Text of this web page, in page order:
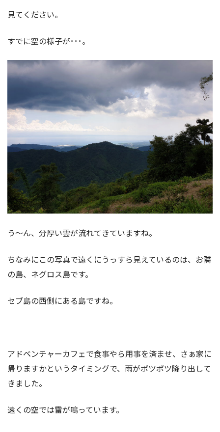
見てください。
すでに空の様子が･･･。
う～ん、分厚い雲が流れてきていますね。
ちなみにこの写真で遠くにうっすら見えているのは、お隣
の島、ネグロス島です。
セブ島の西側にある島ですね。
アドベンチャーカフェで食事やら用事を済ませ、さぁ家に
帰りますかというタイミングで、雨がポツポツ降り出して
きました。
遠くの空では雷が鳴っています。